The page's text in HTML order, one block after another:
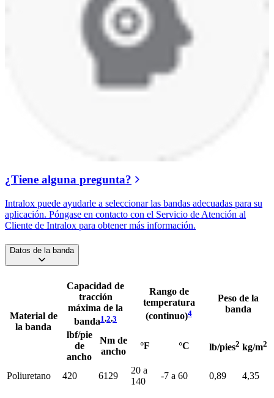
¿Tiene alguna pregunta?
Intralox puede ayudarle a seleccionar las bandas adecuadas para su
aplicación. Póngase en contacto con el Servicio de Atención al
Cliente de Intralox para obtener más información.
Datos de la banda
Material de
la banda
Capacidad de
tracción
máxima de la
banda1,2,3
Rango de
temperatura
(continuo)4
Peso de la
banda
lbf/pie
de
ancho
Nm de
ancho
°F °C lb/pies2 kg/m2
Poliuretano 420 6129
20 a
140
-7 a 60 0,89 4,35